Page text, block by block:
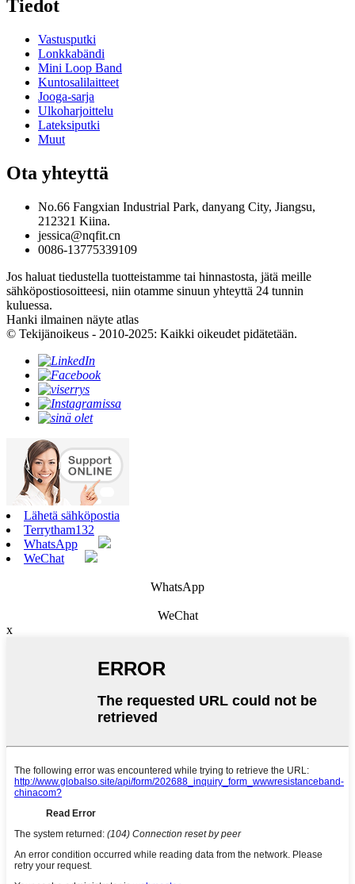
Tiedot
Vastusputki
Lonkkabändi
Mini Loop Band
Kuntosalilaitteet
Jooga-sarja
Ulkoharjoittelu
Lateksiputki
Muut
Ota yhteyttä
No.66 Fangxian Industrial Park, danyang City, Jiangsu,
212321 Kiina.
jessica@nqfit.cn
0086-13775339109
Jos haluat tiedustella tuotteistamme tai hinnastosta, jätä meille
sähköpostiosoitteesi, niin otamme sinuun yhteyttä 24 tunnin
kuluessa.
Hanki ilmainen näyte atlas
© Tekijänoikeus - 2010-2025: Kaikki oikeudet pidätetään.
Lähetä sähköpostia
Terrytham132
WhatsApp
WeChat
WhatsApp
WeChat
x